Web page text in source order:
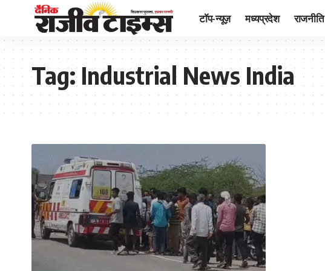
टॉप-न्यूज़ मध्यप्रदेश राजनीति
Tag:Industrial News India